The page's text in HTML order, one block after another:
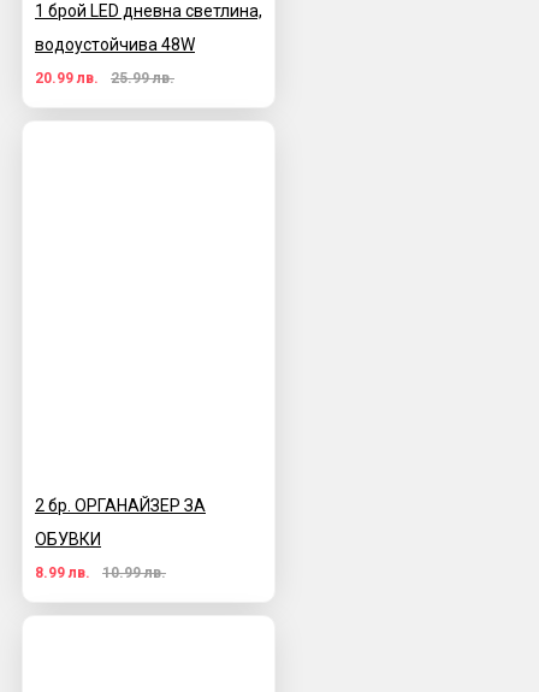
1 брой LED дневна светлина,
водоустойчива 48W
20.99 лв. 25.99 лв.
2 бр. ОРГАНАЙЗЕР ЗА
ОБУВКИ
8.99 лв. 10.99 лв.